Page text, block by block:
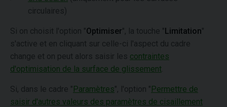
circulaires)
Si on choisit l'option "Optimiser", la touche "Limitation"
s'active et en cliquant sur celle-ci l'aspect du cadre
change et on peut alors saisir les contraintes
d'optimisation de la surface de glissement
Si, dans le cadre "Paramètres", l'option "Permettre de
saisir d'autres valeurs des paramètres de cisaillement